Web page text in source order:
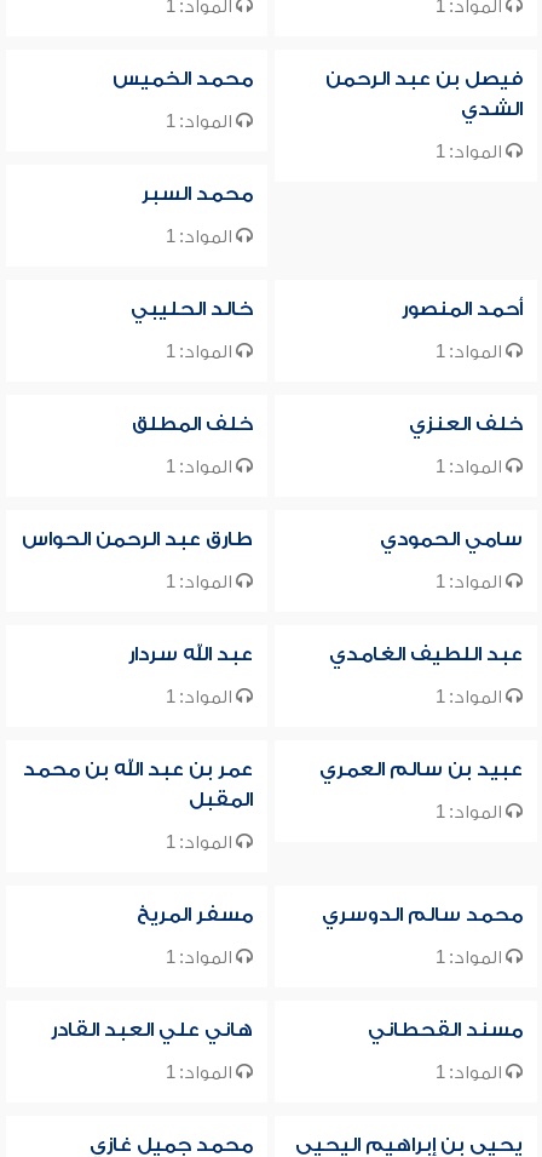
المواد: 1 المواد: 1
فيصل بن عبد الرحمن
الشدي
المواد: 1
محمد الخميس
المواد: 1
محمد السبر
المواد: 1
أحمد المنصور
المواد: 1
خالد الحليبي
المواد: 1
خلف العنزي
المواد: 1
خلف المطلق
المواد: 1
سامي الحمودي
المواد: 1
طارق عبد الرحمن الحواس
المواد: 1
عبد اللطيف الغامدي
المواد: 1
عبد الله سردار
المواد: 1
عبيد بن سالم العمري
المواد: 1
عمر بن عبد الله بن محمد
المقبل
المواد: 1
محمد سالم الدوسري
المواد: 1
مسفر المريخ
المواد: 1
مسند القحطاني
المواد: 1
هاني علي العبد القادر
المواد: 1
يحيى بن إبراهيم اليحيى محمد جميل غازي